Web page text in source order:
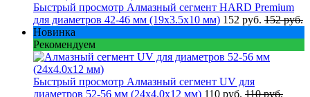
Быстрый просмотр Алмазный сегмент HARD Premium
для диаметров 42-46 мм (19х3.5х10 мм) 152 руб. 152 руб.
Новинка
Рекомендуем
Быстрый просмотр Алмазный сегмент UV для
диаметров 52-56 мм (24х4.0х12 мм) 110 руб. 110 руб.